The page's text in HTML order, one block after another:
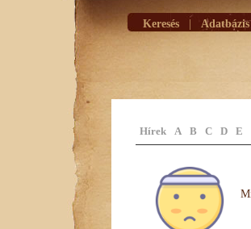
Keresés Adatbázis
Hírek A B C D E